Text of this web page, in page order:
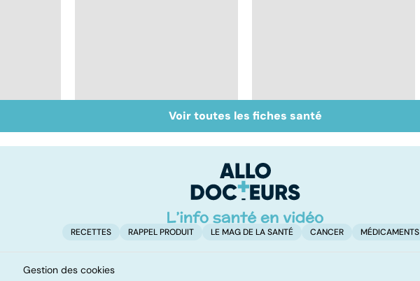
La salmonelle,
souvent à l'origine
Tout savoir sur les
infections
Voir toutes les fiches santé
RECETTES RAPPEL PRODUIT LE MAG DE LA SANTÉ CANCER MÉDICAMENTS
Gestion des cookies